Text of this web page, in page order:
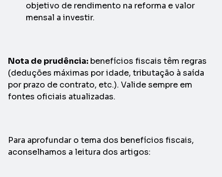
objetivo de rendimento na reforma e valor
mensal a investir.
Nota de prudência: benefícios fiscais têm regras
(deduções máximas por idade, tributação à saída
por prazo de contrato, etc.). Valide sempre em
fontes oficiais atualizadas.
Para aprofundar o tema dos benefícios fiscais,
aconselhamos a leitura dos artigos: